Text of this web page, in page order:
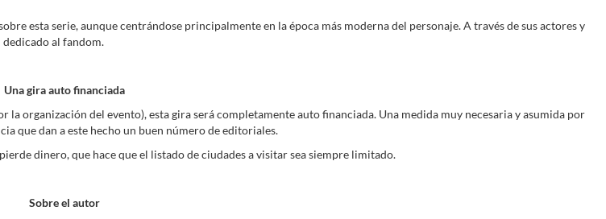
esta serie, aunque centrándose principalmente en la época más moderna del personaje. A través de sus actores y
al fandom.
Una gira auto financiada
la organización del evento), esta gira será completamente auto financiada. Una medida muy necesaria y asumida por
que dan a este hecho un buen número de editoriales.
dinero, que hace que el listado de ciudades a visitar sea siempre limitado.
Sobre el autor